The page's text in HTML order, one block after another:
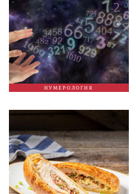
НУМЕРОЛОГИЯ